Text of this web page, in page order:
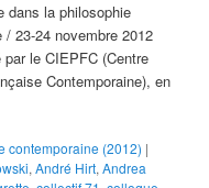
dans la philosophie
23-24 novembre 2012
le CIEPFC (Centre
Contemporaine), en
contemporaine (2012) |
, André Hirt, Andrea